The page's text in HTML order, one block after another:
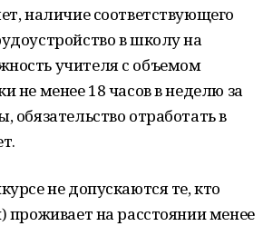
наличие соответствующего
в школу на
учителя с объемом
не менее 18 часов в неделю за
обязательство отработать в
не допускаются те, кто
проживает на расстоянии менее